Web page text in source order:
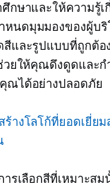
กษาและให้ความรู้
หนดมุมมองของผู้บ
สีและรูปแบบที่ถูกต้อ
วยให้คุณดึงดูดและก
ณได้อย่างปลอดภัย
ร้างโลโก้ที่ยอดเยี่ย
ารเลือกสีที่เหมาะสม